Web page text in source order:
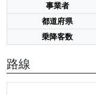
事業者
都道府県
乗降客数
路線